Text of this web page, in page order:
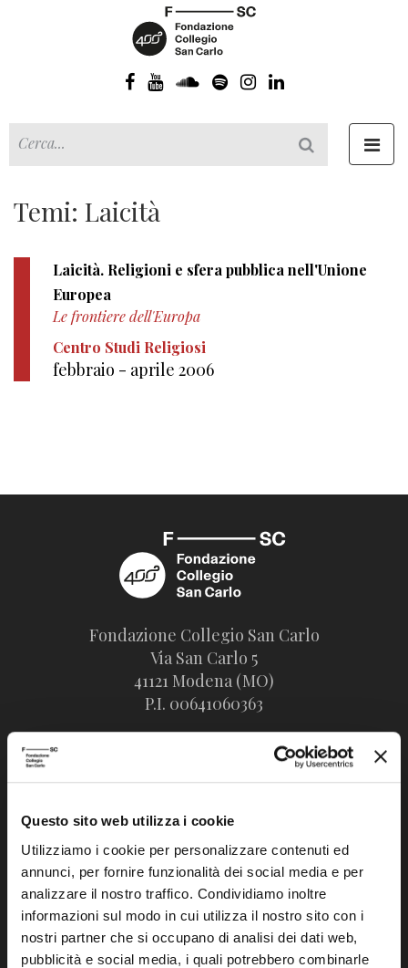
Questo sito web utilizza i cookie
Utilizziamo i cookie per personalizzare contenuti ed
annunci, per fornire funzionalità dei social media e per
analizzare il nostro traffico. Condividiamo inoltre
informazioni sul modo in cui utilizza il nostro sito con i
nostri partner che si occupano di analisi dei dati web,
pubblicità e social media, i quali potrebbero combinarle
Temi: Laicità
Laicità. Religioni e sfera pubblica nell'Unione
Europea
Le frontiere dell'Europa
Centro Studi Religiosi
febbraio - aprile 2006
Fondazione Collegio San Carlo
Via San Carlo 5
41121 Modena (MO)
P.I. 00641060363
info@fondazionesancarlo.it
Posta certificata (PEC)
fondazionecollegiosancarlo@legalmail.it
Seguici